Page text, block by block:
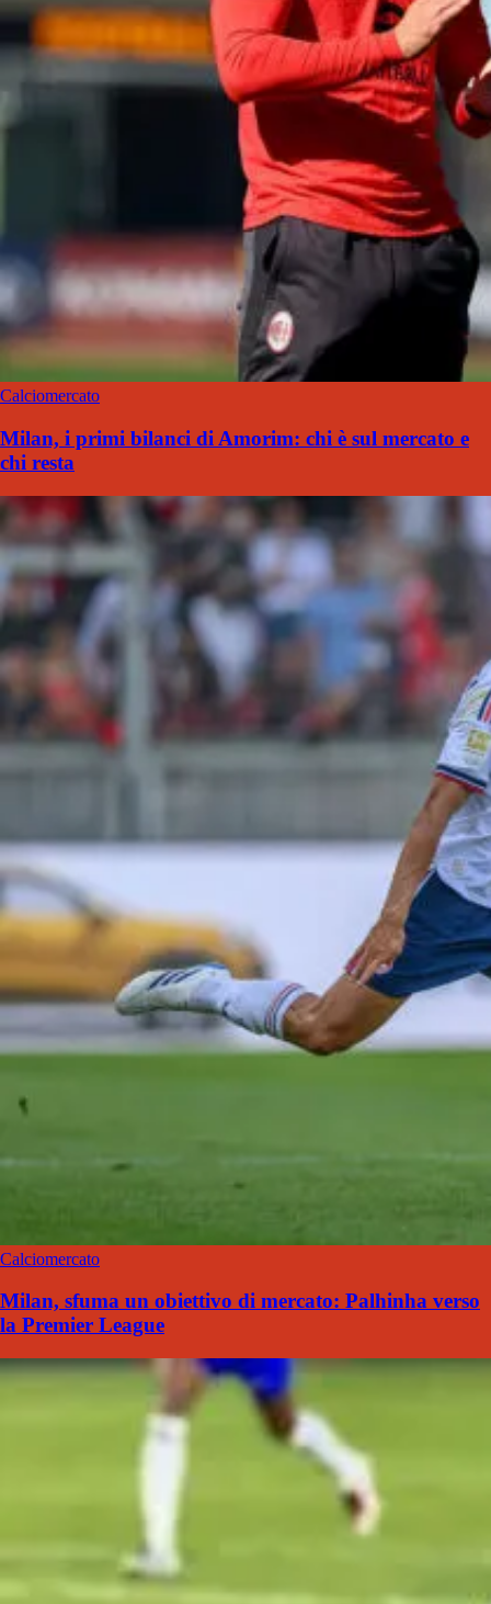
Calciomercato
Milan, i primi bilanci di Amorim: chi è sul mercato e
chi resta
Calciomercato
Milan, sfuma un obiettivo di mercato: Palhinha verso
la Premier League